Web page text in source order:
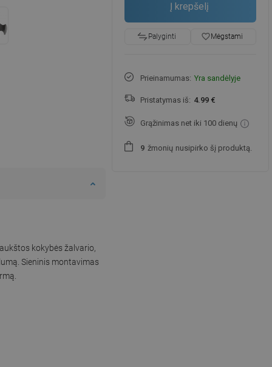
kokybės žalvario,
Sieninis montavimas
Į krepšelį
Palyginti favorite_borderMėgstami
Prieinamumas: Yra sandėlyje
Pristatymas iš: 4.99 €
Grąžinimas net iki 100 dienų
9 žmonių nusipirko šį produktą.